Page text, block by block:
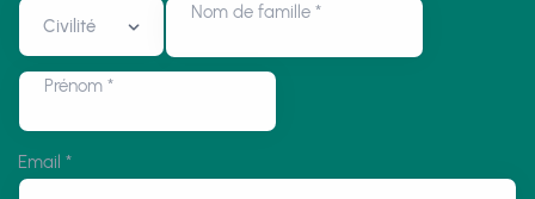
Nom de famille *
Prénom *
Email *